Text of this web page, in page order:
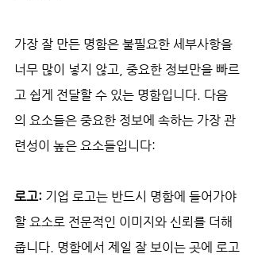
가장 잘 만든 명함은 불필요한 세부사항을
너무 많이 넣지 않고, 중요한 정보만을 빠르
고 쉽게 전달할 수 있는 명함입니다. 다음
의 요소들은 중요한 정보에 속하는 가장 관
련성이 높은 요소들입니다:
로고: 기업 로고는 반드시 명함에 들어가야
할 요소로 전문적인 이미지와 신뢰를 더해
줍니다. 명함에서 제일 잘 보이는 곳에 로고